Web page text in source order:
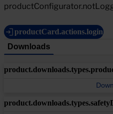
productCard.actions.login
Downloads